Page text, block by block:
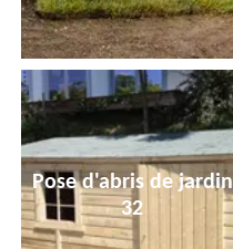
Pose d'abris de jardin
32